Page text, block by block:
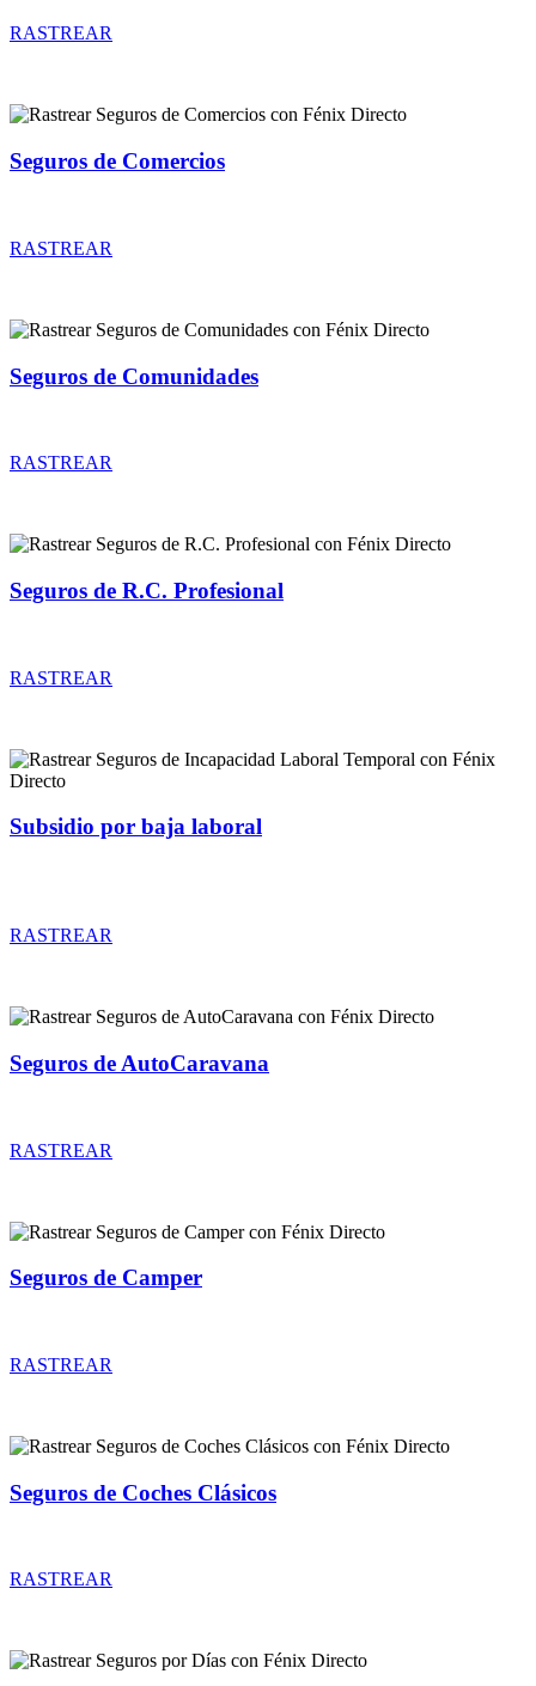
RASTREAR
Seguros de Comercios
RASTREAR
Seguros de Comunidades
RASTREAR
Seguros de R.C. Profesional
RASTREAR
Subsidio por baja laboral
RASTREAR
Seguros de AutoCaravana
RASTREAR
Seguros de Camper
RASTREAR
Seguros de Coches Clásicos
RASTREAR